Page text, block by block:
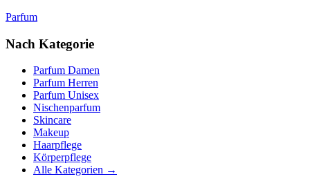
Parfum
Nach Kategorie
Parfum Damen
Parfum Herren
Parfum Unisex
Nischenparfum
Skincare
Makeup
Haarpflege
Körperpflege
Alle Kategorien →